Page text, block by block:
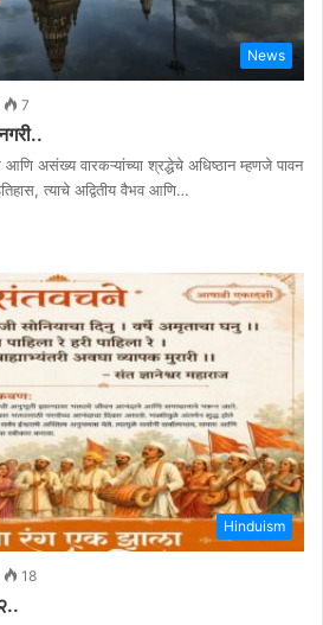
News
7
आणि असंख्य वारकऱ्यांच्या श्रद्धेचे अधिष्ठान म्हणजे पावन
त्याचे अद्वितीय वैभव आणि…
Hinduism
18